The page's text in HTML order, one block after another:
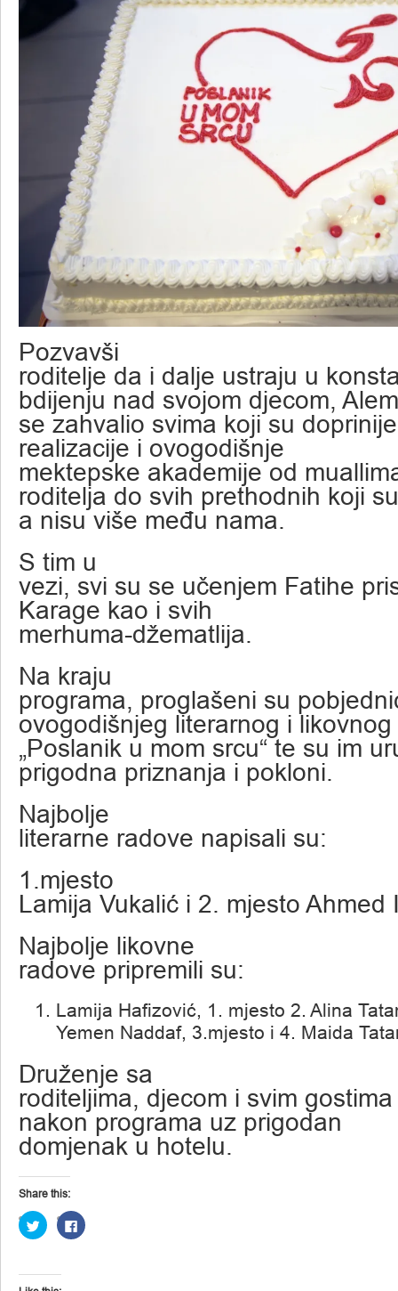
Pozvavši
roditelje da i dalje ustraju u
bdijenju nad svojom djecom,
se zahvalio svima koji su
realizacije i ovogodišnje
mektepske akademije od
roditelja do svih prethodnih koji
a nisu više među nama.
S tim u
vezi, svi su se učenjem Fatihe
Karage kao i svih
merhuma-džematlija.
Na kraju
programa, proglašeni su
ovogodišnjeg literarnog i
„Poslanik u mom srcu“ te su im
prigodna priznanja i pokloni.
Najbolje
literarne radove napisali su:
1.mjesto
Lamija Vukalić i 2. mjesto Ahmed
Najbolje likovne
radove pripremili su:
Lamija Hafizović, 1. mjesto 2. Alina
Yemen Naddaf, 3.mjesto i 4. Maida
Druženje sa
roditeljima, djecom i svim
nakon programa uz prigodan
domjenak u hotelu.
Share this:
Click
to
share
(Opens
in
Click
to